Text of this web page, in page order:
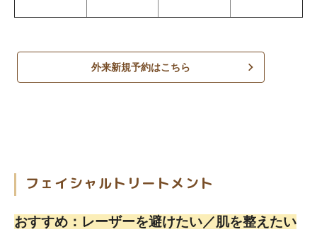
外来新規予約はこちら
フェイシャルトリートメント
おすすめ：レーザーを避けたい／肌を整えたい